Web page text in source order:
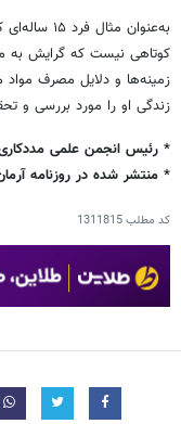
به‌عنوان
زمینه‌ها و دلایل مصرف مواد
زندگی او را مورد بررسی و
* رئیس انجمن علمی مددکاری
* منتشر شده در روزنامه آرمان ۲۵ مهر
کد مطلب1311815